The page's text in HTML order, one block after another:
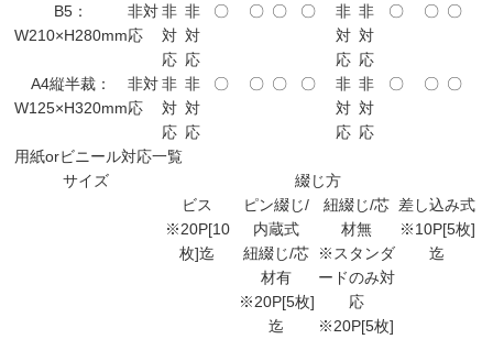
B5：
W210×H280mm
非対
応
非
対
応
非
対
応
〇 〇 〇 〇
非
対
応
非
対
応
〇 〇 〇
A4縦半裁：
W125×H320mm
非対
応
非
対
応
非
対
応
〇 〇 〇 〇
非
対
応
非
対
応
〇 〇 〇
用紙orビニール対応一覧
サイズ
綴じ方
ビス
※20P[10
枚]迄
ピン綴じ/
内蔵式
紐綴じ/芯
材有
※20P[5枚]
迄
紐綴じ/芯
材無
※スタンダ
ードのみ対
応
※20P[5枚]
差し込み式
※10P[5枚]
迄